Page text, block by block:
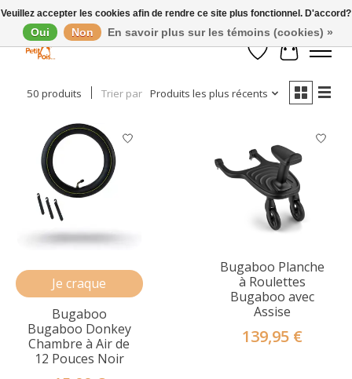
Liste de souhaits
Panier
Afficher les filtres
50 produits Trier par Produits les plus récents
Je craque
Bugaboo
Bugaboo Donkey
Chambre à Air de
12 Pouces Noir
Bugaboo Planche
à Roulettes
Bugaboo avec
Assise
139,95 €
Veuillez accepter les cookies afin de rendre ce site plus fonctionnel. D'accord?
Oui Non En savoir plus sur les témoins (cookies) »